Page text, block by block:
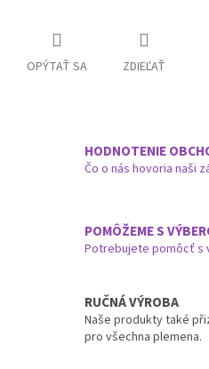
OPÝTAŤ SA ZDIEĽAŤ
HODNOTENIE
Čo o nás hovoria naši
POMÔŽEME S
Potrebujete pomôcť s
RUČNÁ VÝROBA
Naše produkty také
pro všechna plemena.